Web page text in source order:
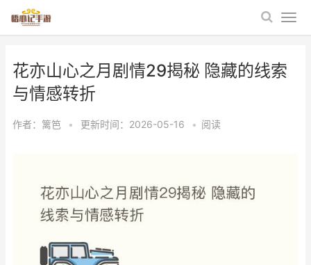
花亦山心之月剧情29揭秘 隐藏的线索
与情感转折
作者： 篱笆 • 更新时间：2026-05-16 • 阅读